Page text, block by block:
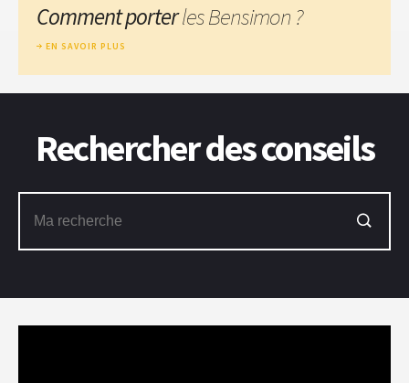
Comment porterles Bensimon ?
EN SAVOIR PLUS
Rechercher des conseils